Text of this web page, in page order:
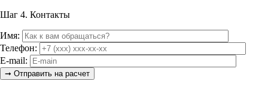
Шаг 4. Контакты
Имя:
Телефон:
E-mail: